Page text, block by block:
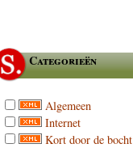
Categorieën
Algemeen
Internet
Kort door de bocht